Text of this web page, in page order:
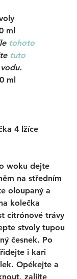
ml
tohoto
tuto
ml
4 lžíce
woku dejte
na středním
oloupaný a
kolečka
citrónové trávy
stvoly tupou
česnek. Po
i kari
Opékejte a
zalijte